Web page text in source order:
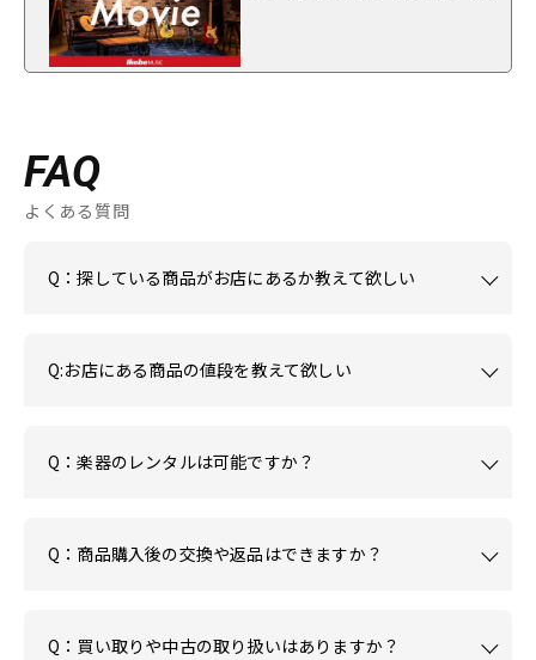
FAQ
よくある質問
Q：探している商品がお店にあるか教えて欲しい
Q:お店にある商品の値段を教えて欲しい
Q：楽器のレンタルは可能ですか？
Q：商品購入後の交換や返品はできますか？
Q：買い取りや中古の取り扱いはありますか？